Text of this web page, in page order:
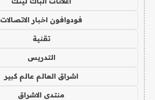
فودوافون اخبار الاتصالات
تقنية
التدريس
اشراق العالم عالم كبير
منتدى الاشراق